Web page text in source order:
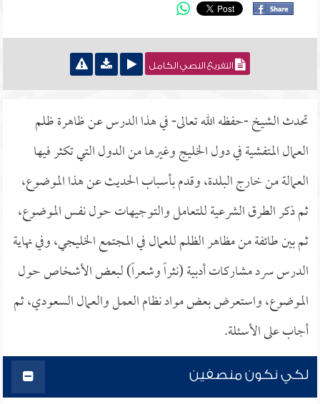
التفريغ النصي الكامل
تحدث الشيخ -حفظه الله تعالى- في هذا الدرس عن ظاهرة ظلم
العمال المتفشية في دول الخليج وغيرها من الدول التي تكثر فيها
العمالة من خارج البلدة، وقدم بأسباب الحديث عن هذا الموضوع،
ثم ذكر الطرق الشرعية للتعامل والتوجيهات حول نفس الموضوع،
ثم بين طائفة من مظاهر الظلم للعمال في المجتمع الخليجي، وفي نهاية
الدرس سرد مشاركات أدبية (نثراً وشعراً) لبعض الأشخاص حول
الموضوع، واستعرض بعض مواد نظام العمل والعمال السعودي، ثم
أجاب على الأسئلة.
لكي نكون منصفين